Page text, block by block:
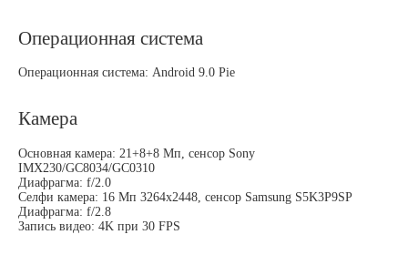
Операционная система
Операционная система: Android 9.0 Pie
Камера
Основная камера: 21+8+8 Мп, сенсор Sony
IMX230/GC8034/GC0310
Диафрагма: f/2.0
Селфи камера: 16 Мп 3264x2448, сенсор Samsung S5K3P9SP
Диафрагма: f/2.8
Запись видео: 4K при 30 FPS